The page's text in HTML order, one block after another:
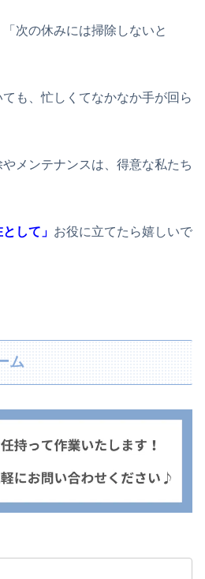
「次の休みには掃除しないと
も、忙しくてなかなか手が回ら
メンテナンスは、得意な私たち
して」 お役に立てたら嬉しいで
ム